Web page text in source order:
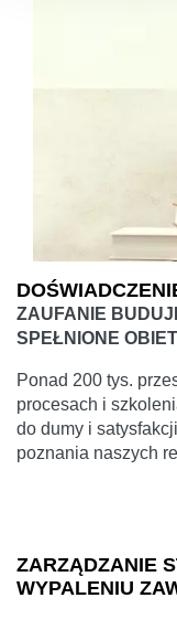
ZAUFANIE
SPEŁNIONE
Ponad 200 tys.
procesach i
do dumy i
poznania naszych
ZARZĄDZANIE
WYPALENIU